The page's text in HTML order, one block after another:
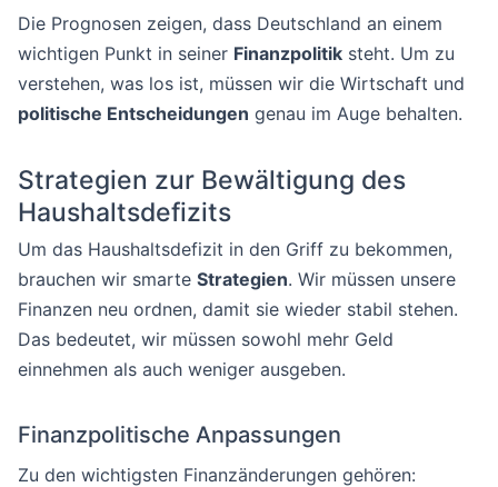
Die Prognosen zeigen, dass Deutschland an einem
wichtigen Punkt in seiner Finanzpolitik steht. Um zu
verstehen, was los ist, müssen wir die Wirtschaft und
politische Entscheidungen genau im Auge behalten.
Strategien zur Bewältigung des
Haushaltsdefizits
Um das Haushaltsdefizit in den Griff zu bekommen,
brauchen wir smarte Strategien. Wir müssen unsere
Finanzen neu ordnen, damit sie wieder stabil stehen.
Das bedeutet, wir müssen sowohl mehr Geld
einnehmen als auch weniger ausgeben.
Finanzpolitische Anpassungen
Zu den wichtigsten Finanzänderungen gehören: